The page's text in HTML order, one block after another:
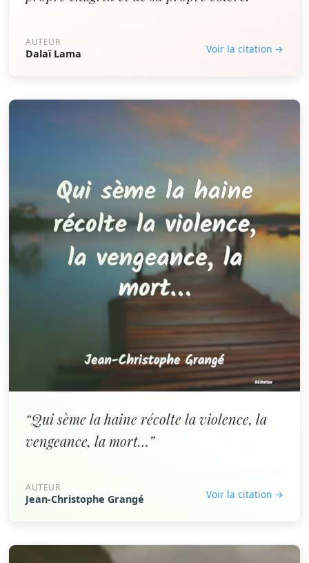
AUTEUR
Dalaï Lama Voir la citation →
“Qui sème la haine récolte la violence, la
vengeance, la mort…”
AUTEUR
Jean-Christophe Grangé Voir la citation →